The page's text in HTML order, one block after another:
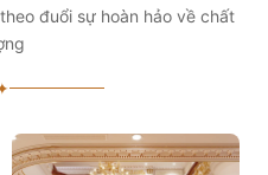
đuổi sự hoàn hảo về chất